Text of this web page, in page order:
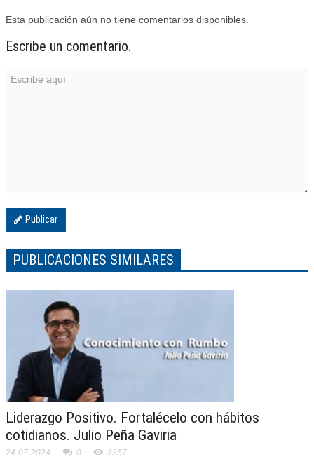
Esta publicación aún no tiene comentarios disponibles.
Escribe un comentario.
Publicar
PUBLICACIONES SIMILARES
Liderazgo Positivo. Fortalécelo con hábitos
cotidianos. Julio Peña Gaviria
24-07-2024 0 3357